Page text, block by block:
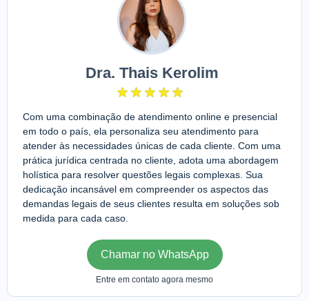
Dra. Thais Kerolim
Com uma combinação de atendimento online e presencial
em todo o país, ela personaliza seu atendimento para
atender às necessidades únicas de cada cliente. Com uma
prática jurídica centrada no cliente, adota uma abordagem
holística para resolver questões legais complexas. Sua
dedicação incansável em compreender os aspectos das
demandas legais de seus clientes resulta em soluções sob
medida para cada caso.
Chamar no WhatsApp
Entre em contato agora mesmo